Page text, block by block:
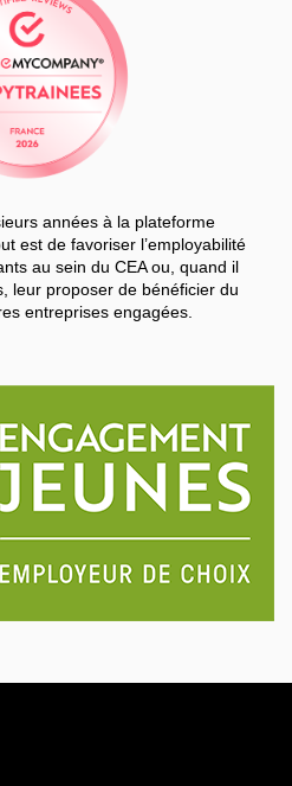
années à la plateforme
est de favoriser l’employabilité
au sein du CEA ou, quand il
leur proposer de bénéficier du
entreprises engagées.